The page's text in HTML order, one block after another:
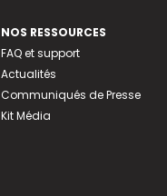
NOS RESSOURCES
FAQ et support
Actualités
Communiqués de Presse
Kit Média